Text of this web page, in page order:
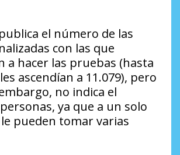
el número de las
con las que
a hacer las pruebas (hasta
ascendían a 11.079), pero
no indica el
ya que a un solo
pueden tomar varias